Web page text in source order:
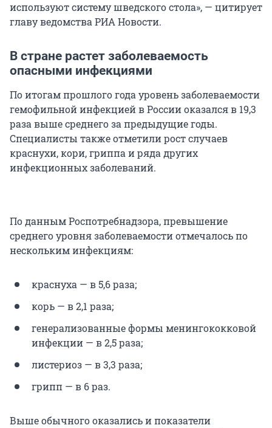
используют систему шведского стола», — цитирует
главу ведомства РИА Новости.
В стране растет заболеваемость
опасными инфекциями
По итогам прошлого года уровень заболеваемости
гемофильной инфекцией в России оказался в 19,3
раза выше среднего за предыдущие годы.
Специалисты также отметили рост случаев
краснухи, кори, гриппа и ряда других
инфекционных заболеваний.
По данным Роспотребнадзора, превышение
среднего уровня заболеваемости отмечалось по
нескольким инфекциям:
краснуха — в 5,6 раза;
корь — в 2,1 раза;
генерализованные формы менингококковой
инфекции — в 2,5 раза;
листериоз — в 3,3 раза;
грипп — в 6 раз.
Выше обычного оказались и показатели